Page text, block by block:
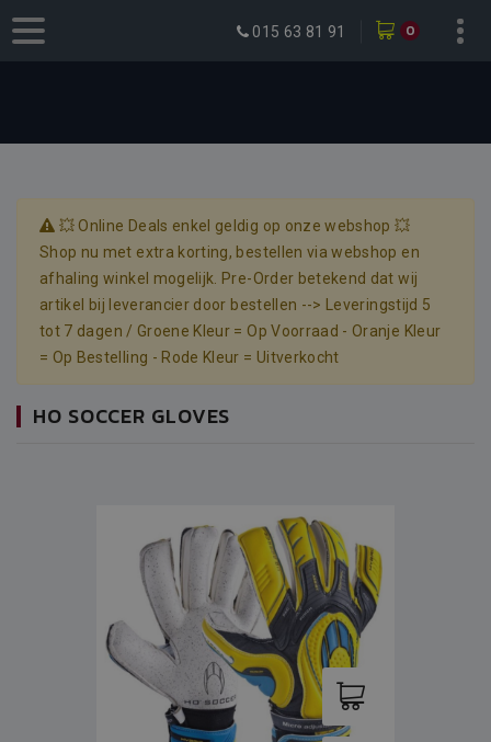
015 63 81 91 0
💥 Online Deals enkel geldig op onze webshop 💥
Shop nu met extra korting, bestellen via webshop en
afhaling winkel mogelijk. Pre-Order betekend dat wij
artikel bij leverancier door bestellen --> Leveringstijd 5
tot 7 dagen / Groene Kleur = Op Voorraad - Oranje Kleur
= Op Bestelling - Rode Kleur = Uitverkocht
HO SOCCER GLOVES